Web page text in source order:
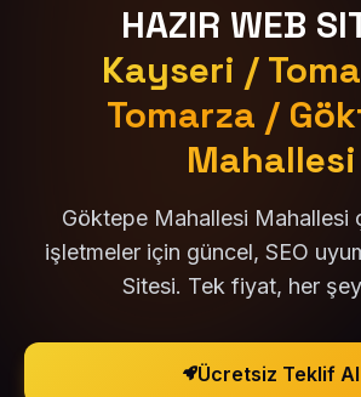
HAZIR WEB
Kayseri /
Tomarza /
Mahallesi
Göktepe Mahallesi Mahallesi
işletmeler için güncel, SEO
Sitesi. Tek fiyat, her
Ücretsiz Teklif Al